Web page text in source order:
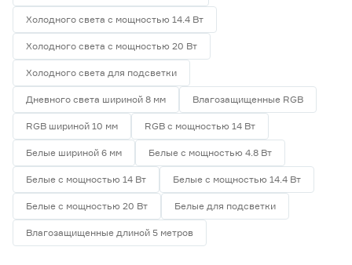
Холодного света с мощностью 14.4 Вт
Холодного света с мощностью 20 Вт
Холодного света для подсветки
Дневного света шириной 8 мм Влагозащищенные RGB
RGB шириной 10 мм RGB с мощностью 14 Вт
Белые шириной 6 мм Белые с мощностью 4.8 Вт
Белые с мощностью 14 Вт Белые с мощностью 14.4 Вт
Белые с мощностью 20 Вт Белые для подсветки
Влагозащищенные длиной 5 метров